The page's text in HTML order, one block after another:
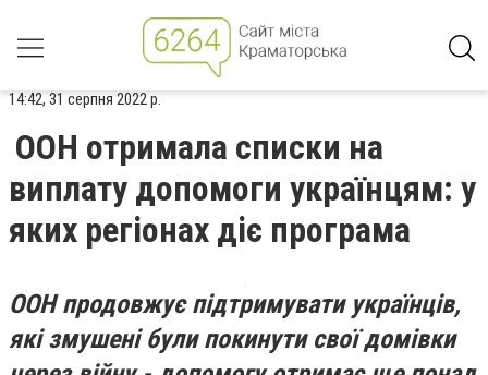
14:42, 31 серпня 2022 р.
ООН отримала списки на
виплату допомоги українцям: у
яких регіонах діє програма
ООН продовжує підтримувати українців,
які змушені були покинути свої домівки